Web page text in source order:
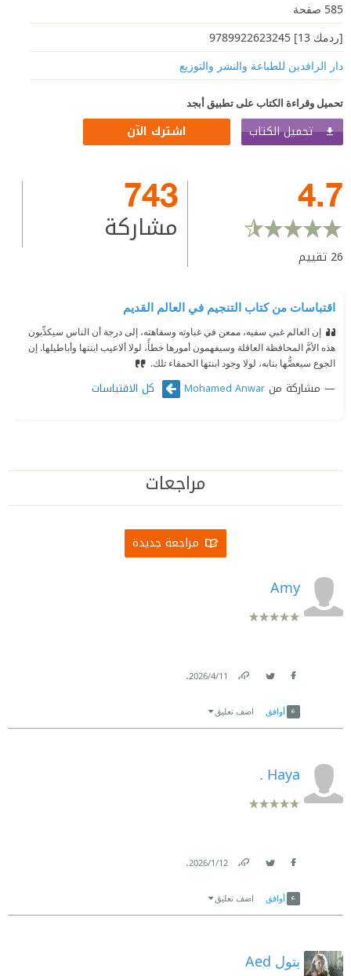
585 صفحة
[ردمك 13] 9789922623245
دار الرافدين للطباعة والنشر والتوزيع
تحميل وقراءة الكتاب على تطبيق أبجد
تحميل الكتاب اشترك الآن
4.7
26 تقييم
743
مشاركة
اقتباسات من كتاب التنجيم في العالم القديم
إن العالم غبي سفيه، ممعن في غباوته وسفاهته، إلى درجة أن الناس سيكذِّبون
هذه الأمَّ المحافظة العاقلة وسيفهمون أمورها خطأً، لولا ألاعيب ابنتها وأباطيلها. إن
الجوع سيعضُّها بنابه، لولا وجود ابنتها الحمقاء تلك.
مشاركة من Mohamed Anwar كل الاقتباسات
مراجعات
مراجعة جديدة
Amy
11‏/4‏/2026
.
أوافق اضف تعليق
Haya .
12‏/1‏/2026
.
أوافق اضف تعليق
بتول Aed